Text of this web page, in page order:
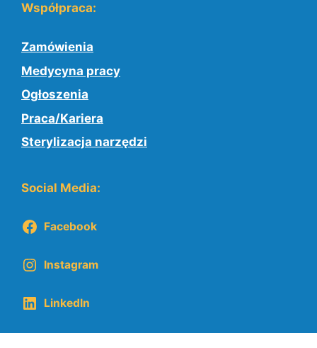
Współpraca:
Zamówienia
Medycyna pracy
Ogłoszenia
Praca/Kariera
Sterylizacja narzędzi
Social Media:
Facebook
Instagram
LinkedIn